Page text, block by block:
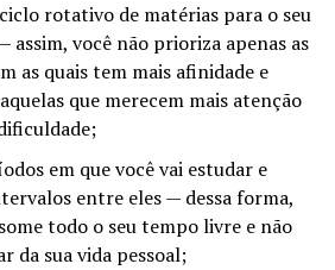
rotativo de matérias para o seu
assim, você não prioriza apenas as
as quais tem mais afinidade e
que merecem mais atenção
em que você vai estudar e
entre eles — dessa forma,
todo o seu tempo livre e não
da sua vida pessoal;